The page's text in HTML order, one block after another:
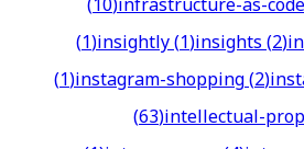
(1)insightly(1)insights(2)
(1)instagram-shopping(2)
(63)intellectual-